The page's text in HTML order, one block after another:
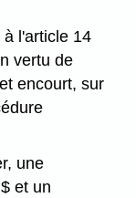
l'article 14
vertu de
encourt, sur
une
et un